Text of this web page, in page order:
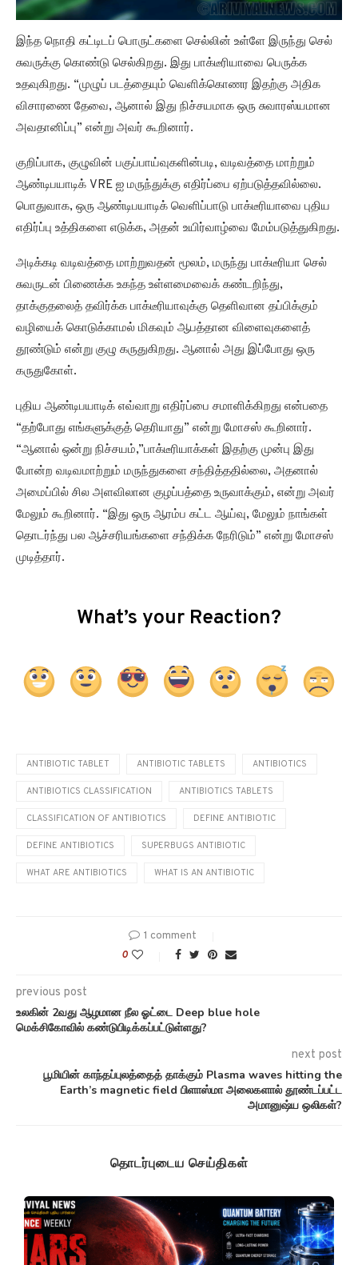
இந்த நொதி கட்டிடப் பொருட்களை செல்லின் உள்ளே இருந்து செல்
சுவருக்கு கொண்டு செல்கிறது. இது பாக்டீரியாவை பெருக்க
உதவுகிறது. “முழுப் படத்தையும் வெளிக்கொணர இதற்கு அதிக
விசாரணை தேவை, ஆனால் இது நிச்சயமாக ஒரு சுவாரஸ்யமான
அவதானிப்பு” என்று அவர் கூறினார்.
குறிப்பாக, குழுவின் பகுப்பாய்வுகளின்படி, வடிவத்தை மாற்றும்
ஆண்டிபயாடிக் VRE ஐ மருந்துக்கு எதிர்ப்பை ஏற்படுத்தவில்லை.
பொதுவாக, ஒரு ஆண்டிபயாடிக் வெளிப்பாடு பாக்டீரியாவை புதிய
எதிர்ப்பு உத்திகளை எடுக்க, அதன் உயிர்வாழ்வை மேம்படுத்துகிறது.
அடிக்கடி வடிவத்தை மாற்றுவதன் மூலம், மருந்து பாக்டீரியா செல்
சுவருடன் பிணைக்க உகந்த உள்ளமைவைக் கண்டறிந்து,
தாக்குதலைத் தவிர்க்க பாக்டீரியாவுக்கு தெளிவான தப்பிக்கும்
வழியைக் கொடுக்காமல் மிகவும் ஆபத்தான விளைவுகளைத்
தூண்டும் என்று குழு கருதுகிறது. ஆனால் அது இப்போது ஒரு
கருதுகோள்.
புதிய ஆண்டிபயாடிக் எவ்வாறு எதிர்ப்பை சமாளிக்கிறது என்பதை
“தற்போது எங்களுக்குத் தெரியாது” என்று மோசஸ் கூறினார்.
“ஆனால் ஒன்று நிச்சயம்,”பாக்டீரியாக்கள் இதற்கு முன்பு இது
போன்ற வடிவமாற்றும் மருந்துகளை சந்தித்ததில்லை, அதனால்
அமைப்பில் சில அளவிலான குழப்பத்தை உருவாக்கும், என்று அவர்
மேலும் கூறினார். “இது ஒரு ஆரம்ப கட்ட ஆய்வு, மேலும் நாங்கள்
தொடர்ந்து பல ஆச்சரியங்களை சந்திக்க நேரிடும்” என்று மோசஸ்
முடித்தார்.
What’s your Reaction?
ANTIBIOTIC TABLET ANTIBIOTIC TABLETS ANTIBIOTICS
ANTIBIOTICS CLASSIFICATION ANTIBIOTICS TABLETS
CLASSIFICATION OF ANTIBIOTICS DEFINE ANTIBIOTIC
DEFINE ANTIBIOTICS SUPERBUGS ANTIBIOTIC
WHAT ARE ANTIBIOTICS WHAT IS AN ANTIBIOTIC
1 comment
0
previous post
உலகின் 2வது ஆழமான நீல ஓட்டை Deep blue hole
மெக்சிகோவில் கண்டுபிடிக்கப்பட்டுள்ளது?
next post
பூமியின் காந்தப்புலத்தைத் தாக்கும் Plasma waves hitting the
Earth’s magnetic field பிளாஸ்மா அலைகளால் தூண்டப்பட்ட
அமானுஷ்ய ஒலிகள்?
தொடர்புடைய செய்திகள்